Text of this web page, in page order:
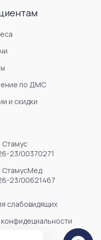
по ДМС
и скидки
Стамус
23/00370271
СтамусМед
23/00621467
слабовидящих